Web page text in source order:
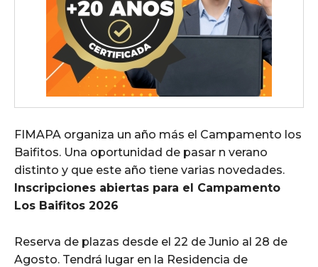
FIMAPA organiza un año más el Campamento los
Baifitos. Una oportunidad de pasar n verano
distinto y que este año tiene varias novedades.
Inscripciones abiertas para el Campamento
Los Baifitos 2026
Reserva de plazas desde el 22 de Junio al 28 de
Agosto. Tendrá lugar en la Residencia de